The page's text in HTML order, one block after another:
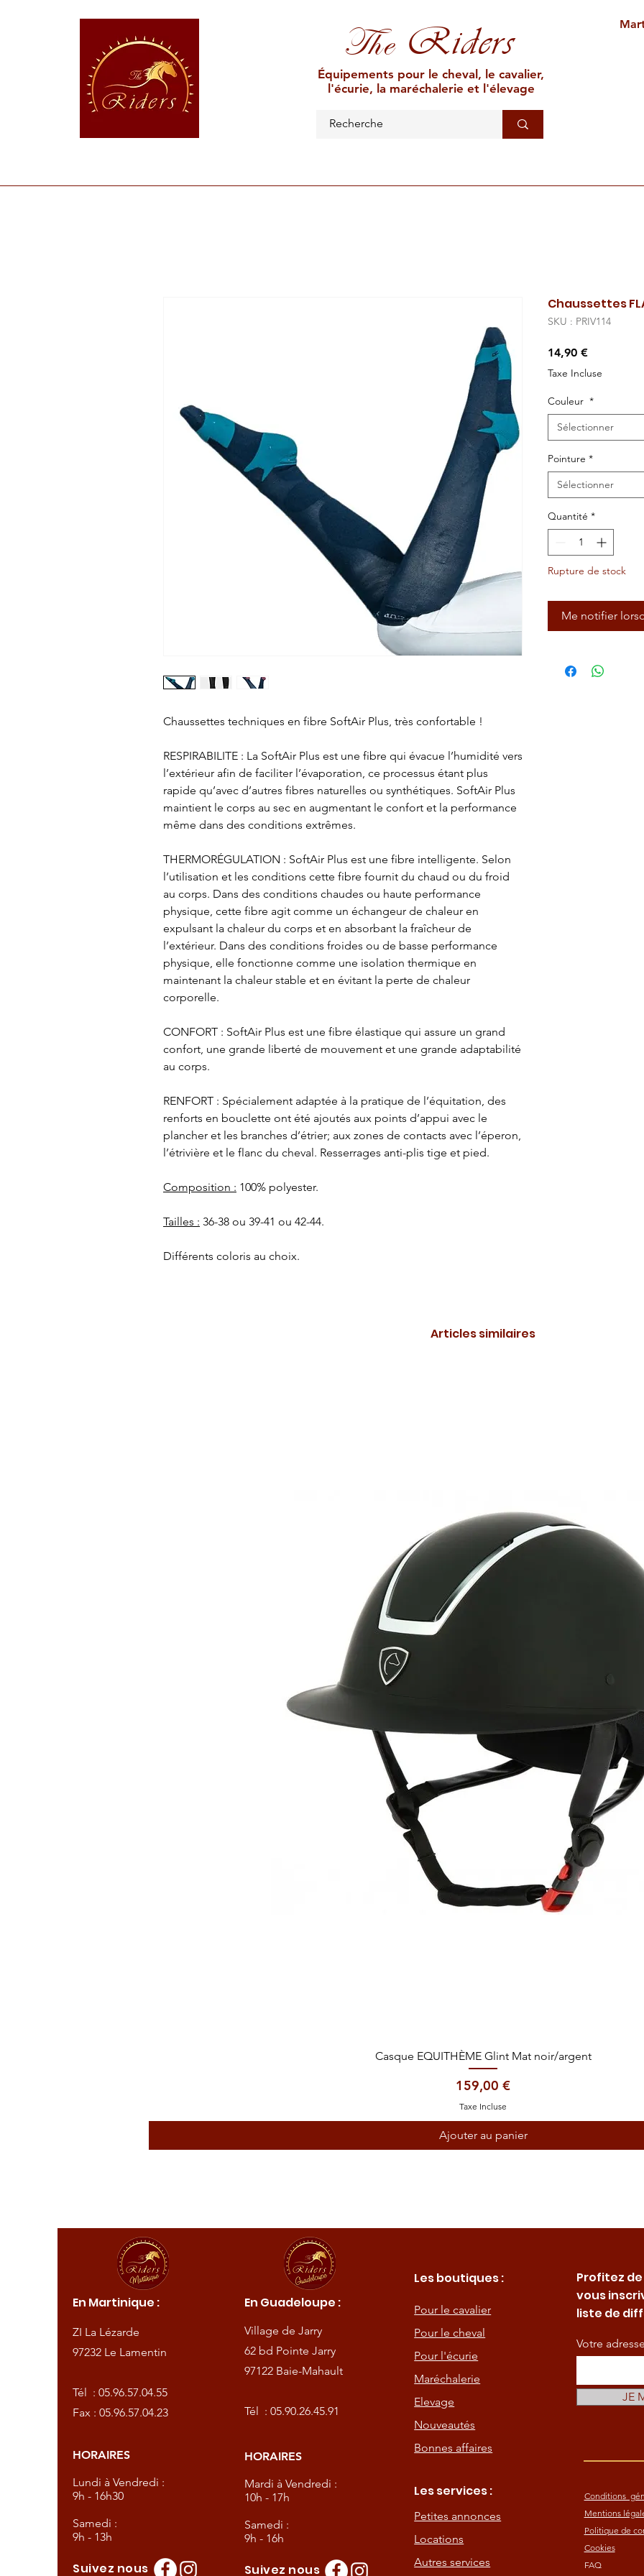
TheRiders
Équipements pour le cheval, le cavalier,
l'écurie, la maréchalerie et l'élevage
Chaussettes techniques en fibre SoftAir Plus, très confortable !
RESPIRABILITE : La SoftAir Plus est une fibre qui évacue l’humidité vers
l’extérieur afin de faciliter l’évaporation, ce processus étant plus
rapide qu’avec d’autres fibres naturelles ou synthétiques. SoftAir Plus
maintient le corps au sec en augmentant le confort et la performance
même dans des conditions extrêmes.
THERMORÉGULATION : SoftAir Plus est une fibre intelligente. Selon
l’utilisation et les conditions cette fibre fournit du chaud ou du froid
au corps. Dans des conditions chaudes ou haute performance
physique, cette fibre agit comme un échangeur de chaleur en
expulsant la chaleur du corps et en absorbant la fraîcheur de
l’extérieur. Dans des conditions froides ou de basse performance
physique, elle fonctionne comme une isolation thermique en
maintenant la chaleur stable et en évitant la perte de chaleur
corporelle.
CONFORT : SoftAir Plus est une fibre élastique qui assure un grand
confort, une grande liberté de mouvement et une grande adaptabilité
au corps.
RENFORT : Spécialement adaptée à la pratique de l’équitation, des
renforts en bouclette ont été ajoutés aux points d’appui avec le
plancher et les branches d’étrier; aux zones de contacts avec l’éperon,
l’étrivière et le flanc du cheval. Resserrages anti-plis tige et pied.
Composition : 100% polyester.
Tailles : 36-38 ou 39-41 ou 42-44.
Différents coloris au choix.
Chaussettes
SKU : PRIV114
14,90 €Prix
Taxe Incluse
Couleur *
Sélectionner
Pointure *
Sélectionner
Quantité *
Rupture de stock
Me notifier
Articles similaires
Aperçu rapide
Casque EQUITHÈME Glint Mat noir/argent
Prix
159,00 €
Taxe Incluse
Ajouter au panier
En Martinique :
ZI La Lézarde
97232 Le Lamentin
Tél :05.96.57.04.55
Fax : 05.96.57.04.23
HORAIRES
Lundi à Vendredi :
9h - 16h30
Samedi :
9h - 13h
Suivez nous
En Guadeloupe :
Village de Jarry
62 bd Pointe Jarry
97122 Baie-Mahault
Tél : 05.90.26.45.91
HORAIRES
Mardi à Vendredi :
10h - 17h
Samedi :
9h - 16h
Suivez nous
Les boutiques :
Pour le cavalier
Pour le cheval
Pour l'écurie
Maréchalerie
Elevage
Nouveautés
Bonnes affaires
Les services :
Petites annonces
Locations
Autres services
Profitez
vous
liste de
Votre
JE
Conditions
Mentions
Politique de
Cookies
FAQ